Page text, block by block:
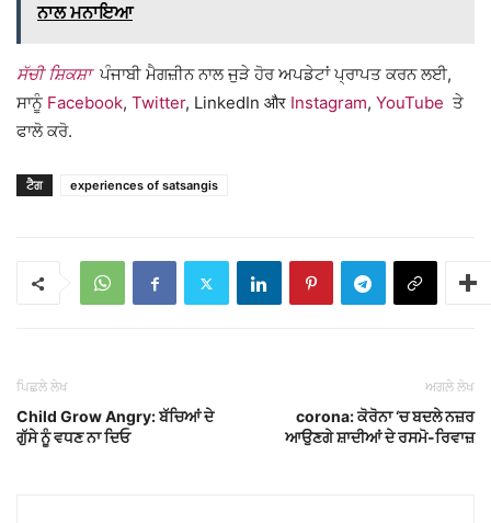
ਨਾਲ ਮਨਾਇਆ
ਸੱਚੀ ਸ਼ਿਕਸ਼ਾ ਪੰਜਾਬੀ ਮੈਗਜ਼ੀਨ ਨਾਲ ਜੁੜੇ ਹੋਰ ਅਪਡੇਟਾਂ ਪ੍ਰਾਪਤ ਕਰਨ ਲਈ,
ਸਾਨੂੰ Facebook, Twitter, LinkedIn और Instagram, YouTube ਤੇ
ਫਾਲੋ ਕਰੋ.
ਟੈਗ experiences of satsangis
ਪਿਛਲੇ ਲੇਖ
Child Grow Angry: ਬੱਚਿਆਂ ਦੇ
ਗੁੱਸੇ ਨੂੰ ਵਧਣ ਨਾ ਦਿਓ
ਅਗਲੇ ਲੇਖ
corona: ਕੋਰੋਨਾ ‘ਚ ਬਦਲੇ ਨਜ਼ਰ
ਆਉਣਗੇ ਸ਼ਾਦੀਆਂ ਦੇ ਰਸਮੋ-ਰਿਵਾਜ਼